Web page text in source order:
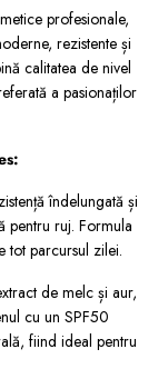
profesionale,
rezistente și
calitatea de nivel
a pasionaților
îndelungată și
pentru ruj. Formula
tot parcursul zilei.
de melc și aur,
cu un SPF50
fiind ideal pentru